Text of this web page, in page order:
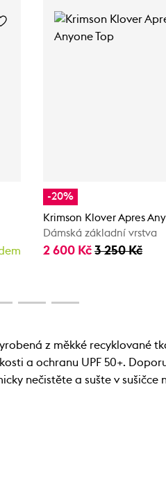
-20%
Krimson Klover Apres
Dámská základní vrstva
2 600 Kč 3 250 Kč
z měkké recyklované
a ochranu UPF 50+.
nečistěte a sušte v sušičce